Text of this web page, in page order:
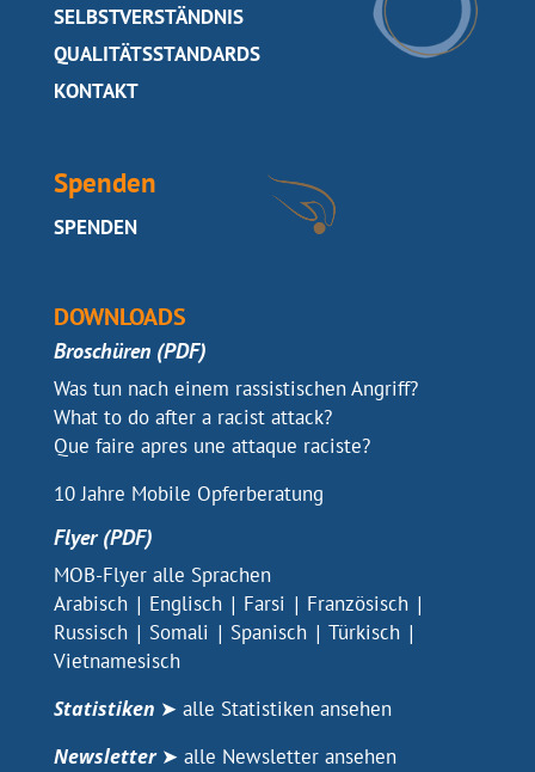
SEITE
SELBSTVERSTÄNDNIS
QUALITÄTSSTANDARDS
SEITE
KONTAKT
Spenden
SEITE
SPENDEN
DOWNLOADS
Broschüren (PDF)
Was tun nach einem rassistischen Angriff?PDF
What to do after a racist attack?PDF
Que faire apres une attaque raciste?PDF
10 Jahre Mobile OpferberatungPDF
Flyer (PDF)
MOB-Flyer alle SprachenPDF
Arabisch PDF - Wir unterstützen dich
| Englisch PDF - Wir unterstützen dich
| Farsi PDF - Wir unterstützen dich
| Französisch PDF - Wir
|
Russisch PDF - Wir unterstützen dich
| Somali PDF - Wir unterstützen dich
| Spanisch PDF - Wir unterstützen
| Türkisch PDF - Wir
|
VietnamesischPDF - Wir unterstützen dich
Statistiken ➤ alle Statistiken ansehen
Newsletter ➤ alle Newsletter ansehen